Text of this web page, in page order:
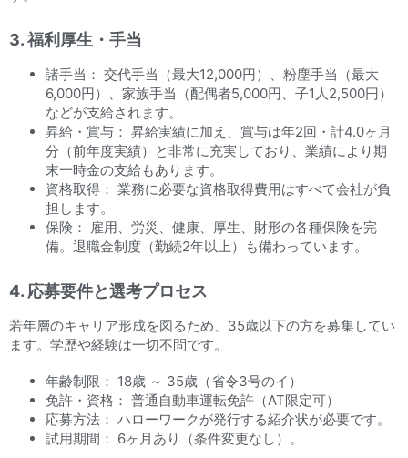
3. 福利厚生・手当
諸手当： 交代手当（最大12,000円）、粉塵手当（最大
6,000円）、家族手当（配偶者5,000円、子1人2,500円）
などが支給されます。
昇給・賞与： 昇給実績に加え、賞与は年2回・計4.0ヶ月
分（前年度実績）と非常に充実しており、業績により期
末一時金の支給もあります。
資格取得： 業務に必要な資格取得費用はすべて会社が負
担します。
保険： 雇用、労災、健康、厚生、財形の各種保険を完
備。退職金制度（勤続2年以上）も備わっています。
4. 応募要件と選考プロセス
若年層のキャリア形成を図るため、35歳以下の方を募集してい
ます。学歴や経験は一切不問です。
年齢制限： 18歳 ～ 35歳（省令3号のイ）
免許・資格： 普通自動車運転免許（AT限定可）
応募方法： ハローワークが発行する紹介状が必要です。
試用期間： 6ヶ月あり（条件変更なし）。